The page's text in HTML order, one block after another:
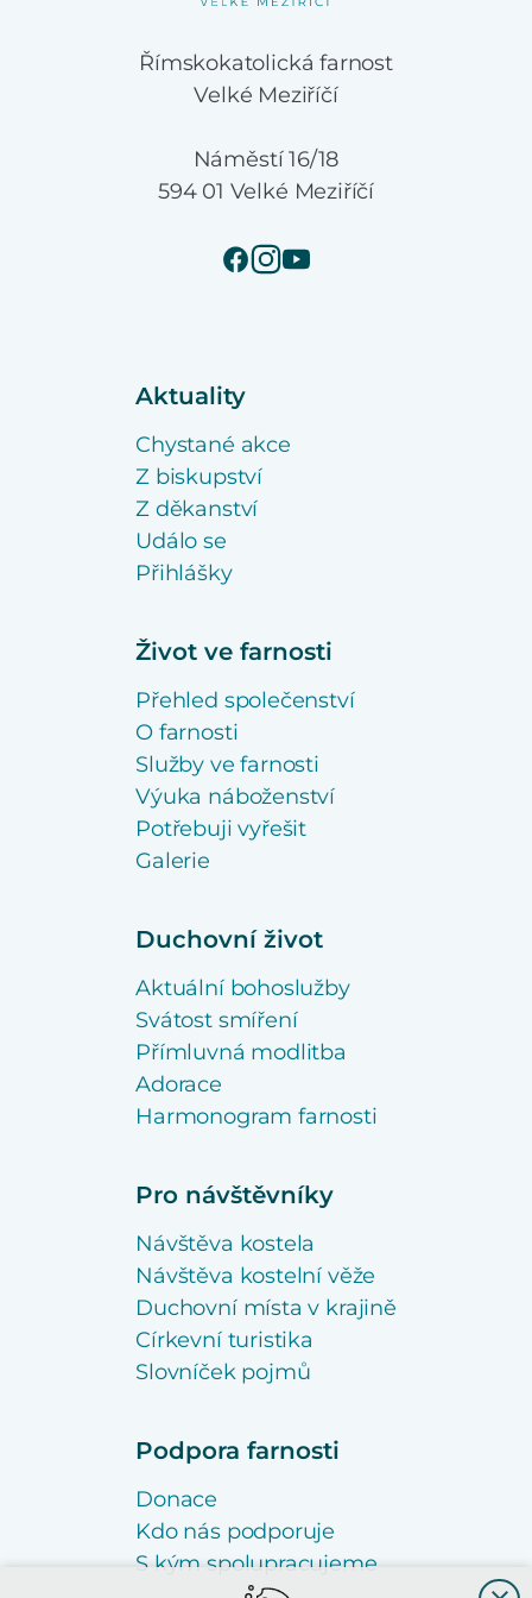
Římskokatolická farnost
Velké Meziříčí
Náměstí 16/18
594 01 Velké Meziříčí
Aktuality
Chystané akce
Z biskupství
Z děkanství
Událo se
Přihlášky
Život ve farnosti
Přehled společenství
O farnosti
Služby ve farnosti
Výuka náboženství
Potřebuji vyřešit
Galerie
Duchovní život
Aktuální bohoslužby
Svátost smíření
Přímluvná modlitba
Adorace
Harmonogram farnosti
Pro návštěvníky
Návštěva kostela
Návštěva kostelní věže
Duchovní místa v krajině
Církevní turistika
Slovníček pojmů
Podpora farnosti
Donace
Kdo nás podporuje
S kým spolupracujeme